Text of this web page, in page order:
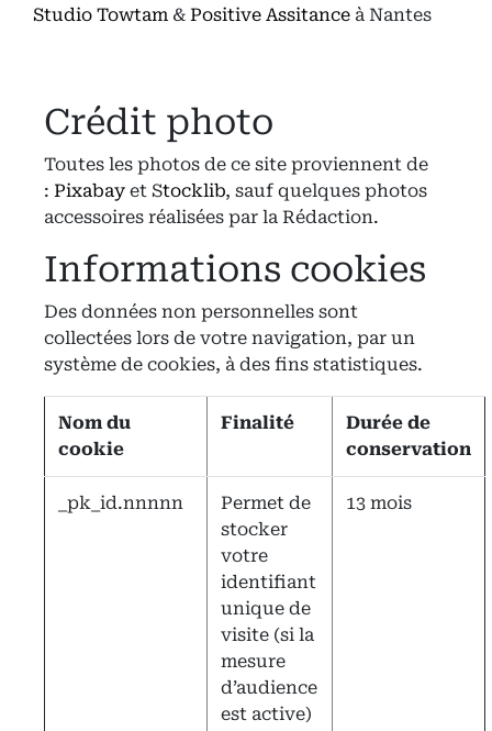
Studio Towtam & Positive Assitance à Nantes
Crédit photo
Toutes les photos de ce site proviennent de
: Pixabay et Stocklib, sauf quelques photos
accessoires réalisées par la Rédaction.
Informations cookies
Des données non personnelles sont
collectées lors de votre navigation, par un
système de cookies, à des fins statistiques.
Nom du
cookie
Finalité
Durée de
conservation
_pk_id.nnnnn
Permet de
stocker
votre
identifiant
unique de
visite (si la
mesure
d’audience
est active)
13 mois